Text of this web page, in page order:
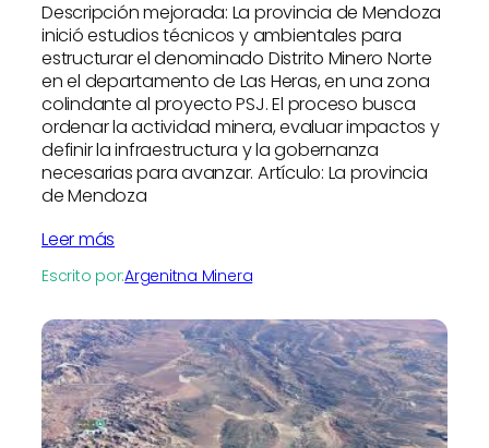
Descripción mejorada: La provincia de Mendoza
inició estudios técnicos y ambientales para
estructurar el denominado Distrito Minero Norte
en el departamento de Las Heras, en una zona
colindante al proyecto PSJ. El proceso busca
ordenar la actividad minera, evaluar impactos y
definir la infraestructura y la gobernanza
necesarias para avanzar. Artículo: La provincia
de Mendoza
Leer más
Escrito por:Argenitna Minera